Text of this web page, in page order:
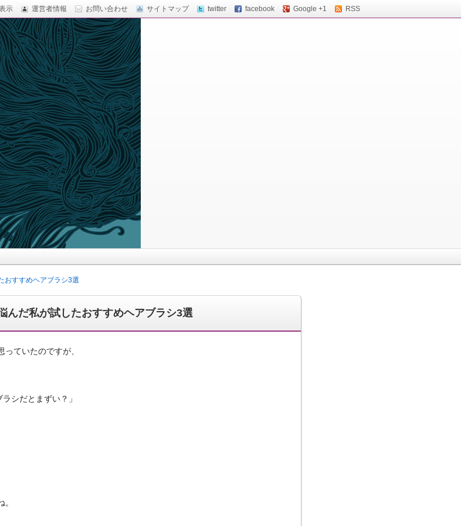
示 運営者情報 お問い合わせ サイトマップ twitter facebook Google +1 RSS
おすすめヘアブラシ3選
んだ私が試したおすすめヘアブラシ3選
っていたのですが、
シだとまずい？」